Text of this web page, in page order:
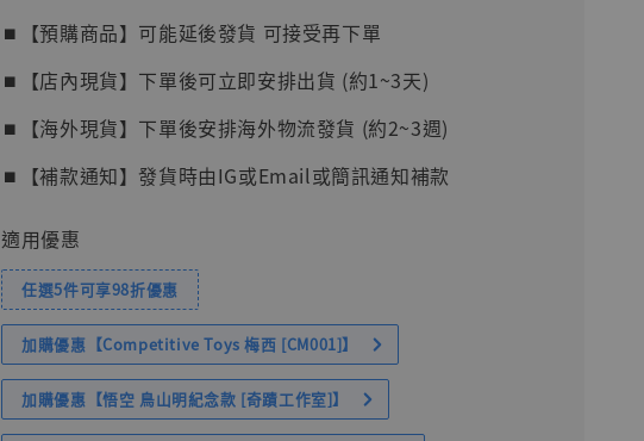
⏹︎【預購商品】可能延後發貨 可接受再下單
⏹︎【店內現貨】下單後可立即安排出貨 (約1~3天)
⏹︎【海外現貨】下單後安排海外物流發貨 (約2~3週)
⏹︎【補款通知】發貨時由IG或Email或簡訊通知補款
適用優惠
任選5件可享98折優惠
加購優惠【Competitive Toys 梅西 [CM001]】
加購優惠【悟空 鳥山明紀念款 [奇蹟工作室]】